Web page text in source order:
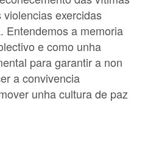
exercidas
Entendemos a memoria
e como unha
para garantir a non
a convivencia
unha cultura de paz